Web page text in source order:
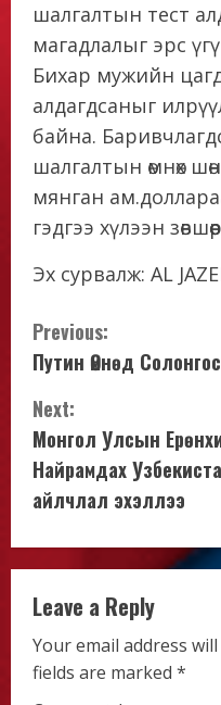
шалгалтын тест
магадлалыг эрс
Бихар мужийн
алдагдсаныг
байна.
шалгалтын өмнөх
мянган
гэдгээ хүлээн
Эх сурвалж: AL
C
o
n
t
i
n
u
e
Previous:
Путин Өмнөд
Next:
Монгол Улсын
Найрамдах
айлчлал эхэллээ
Leave a Reply
Your email address
fields are marked *